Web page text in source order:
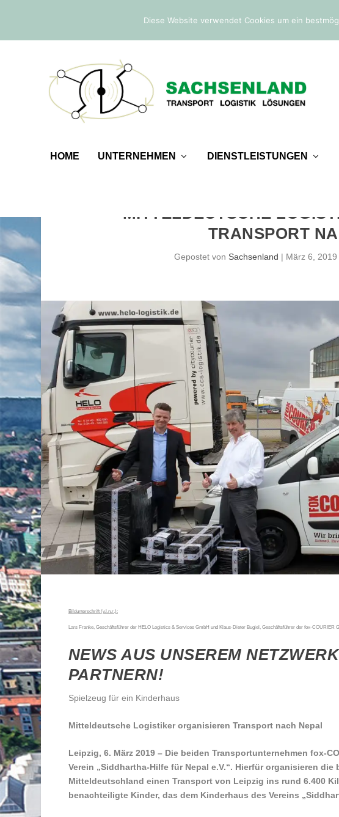
Befreiung von der Sicherheitsleistung
HOME UNTERNEHMEN DIENSTLEISTUNGEN
MITTELDEUTSCHE
TRANSPORT
Gepostet von Sachsenland | März 6, 2019
Bildunterschrift (v.l.n.r.):
Lars Franke, Geschäftsführer der HELO Logistics & Services GmbH und Klaus-Dieter Bugiel, Geschäftsführer der fox-COURIER
NEWS AUS UNSEREM
PARTNERN!
Spielzeug für ein Kinderhaus
Mitteldeutsche Logistiker organisieren Transport nach Nepal
Leipzig, 6. März 2019 – Die beiden Transportunternehmen fox-
Verein „Siddhartha-Hilfe für Nepal e.V.“. Hierfür organisieren
Mitteldeutschland einen Transport von Leipzig ins rund 6.400
benachteiligte Kinder, das dem Kinderhaus des Vereins
Diese Website verwendet Cookies um ein